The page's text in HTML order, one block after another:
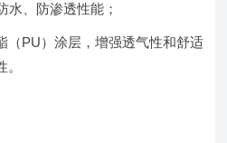
水、防渗透性能；
（PU）涂层，增强透气性和舒适